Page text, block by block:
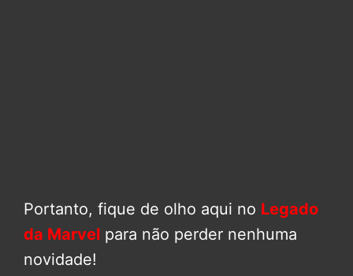
Portanto, fique de olho aqui no Legado
da Marvel para não perder nenhuma
novidade!